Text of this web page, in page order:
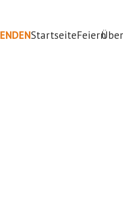
StartseiteFeiern